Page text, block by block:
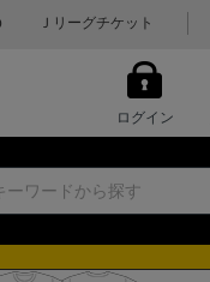
Ｊリーグチケット
ログイン